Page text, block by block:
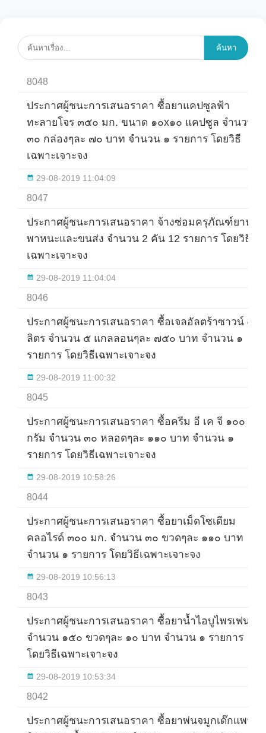
ค้นหา
8048
ประกาศผู้ชนะการเสนอราคา ซื้อยาแคปซูลฟ้า
ทะลายโจร ๓๕๐ มก. ขนาด ๑๐x๑๐ แคปซูล จำนวน
๓๐ กล่องๆละ ๗๐ บาท จำนวน ๑ รายการ โดยวิธี
เฉพาะเจาะจง
29-08-2019 11:04:09
8047
ประกาศผู้ชนะการเสนอราคา จ้างซ่อมครุภัณฑ์ยาน
พาหนะและขนส่ง จำนวน 2 คัน 12 รายการ โดยวิธี
เฉพาะเจาะจง
29-08-2019 11:04:04
8046
ประกาศผู้ชนะการเสนอราคา ซื้อเจลอัลตร้าซาวน์ ๕
ลิตร จำนวน ๕ แกลลอนๆละ ๗๕๐ บาท จำนวน ๑
รายการ โดยวิธีเฉพาะเจาะจง
29-08-2019 11:00:32
8045
ประกาศผู้ชนะการเสนอราคา ซื้อครีม อี เค จี ๑๐๐
กรัม จำนวน ๓๐ หลอดๆละ ๑๑๐ บาท จำนวน ๑
รายการ โดยวิธีเฉพาะเจาะจง
29-08-2019 10:58:26
8044
ประกาศผู้ชนะการเสนอราคา ซื้อยาเม็ดโซเดียม
คลอไรด์ ๓๐๐ มก. จำนวน ๓๐ ขวดๆละ ๑๑๐ บาท
จำนวน ๑ รายการ โดยวิธีเฉพาะเจาะจง
29-08-2019 10:56:13
8043
ประกาศผู้ชนะการเสนอราคา ซื้อยาน้ำไอบูไพรเฟน
จำนวน ๑๕๐ ขวดๆละ ๑๐ บาท จำนวน ๑ รายการ
โดยวิธีเฉพาะเจาะจง
29-08-2019 10:53:34
8042
ประกาศผู้ชนะการเสนอราคา ซื้อยาพ่นจมูกเด๊กแพน